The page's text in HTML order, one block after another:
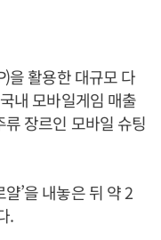
을 활용한 대규모 다
내 모바일게임 매출
장르인 모바일 슈팅
’을 내놓은 뒤 약 2
.